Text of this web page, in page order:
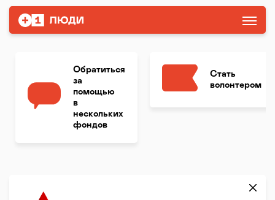
Обратиться
за
помощью
в
нескольких
фондов
Стать
волонтером